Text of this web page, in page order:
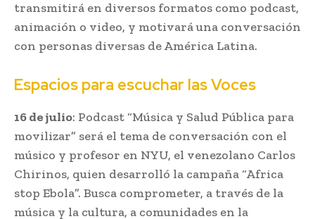
transmitirá en diversos formatos como podcast,
animación o video, y motivará una conversación
con personas diversas de América Latina.
Espacios para escuchar las Voces
16 de julio: Podcast “Música y Salud Pública para
movilizar” será el tema de conversación con el
músico y profesor en NYU, el venezolano Carlos
Chirinos, quien desarrolló la campaña “Africa
stop Ebola”. Busca comprometer, a través de la
música y la cultura, a comunidades en la